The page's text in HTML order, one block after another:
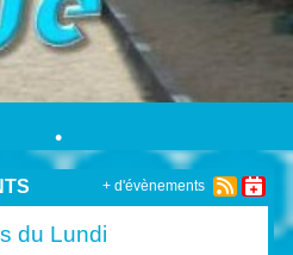
du Lundi
+ d'évènements